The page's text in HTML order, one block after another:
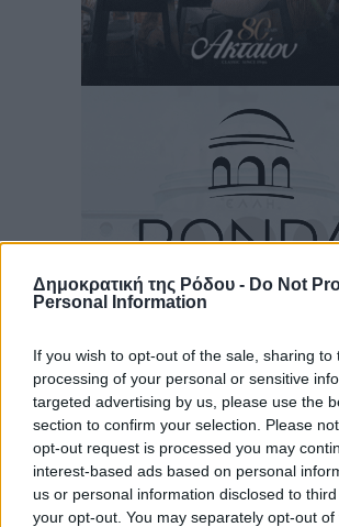
Δημοκρατική της Ρόδου - Do Not
Personal Information
If you wish to opt-out of the sale, sharing to
processing of your personal or sensitive
targeted advertising by us, please use the
section to confirm your selection. Please
opt-out request is processed you may
interest-based ads based on personal
us or personal information disclosed to
your opt-out. You may separately opt-out
Ροή ειδήσεων
Η Meridiam ξεκλειδώνει τις έρευνες
θαλάσσια περιοχή Κάσου και
Τοπικές Ειδήσεις• πριν 10 ώρες